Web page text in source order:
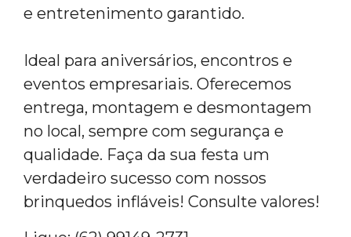
e entretenimento garantido.
Ideal para aniversários, encontros e
eventos empresariais. Oferecemos
entrega, montagem e desmontagem
no local, sempre com segurança e
qualidade. Faça da sua festa um
verdadeiro sucesso com nossos
brinquedos infláveis! Consulte valores!